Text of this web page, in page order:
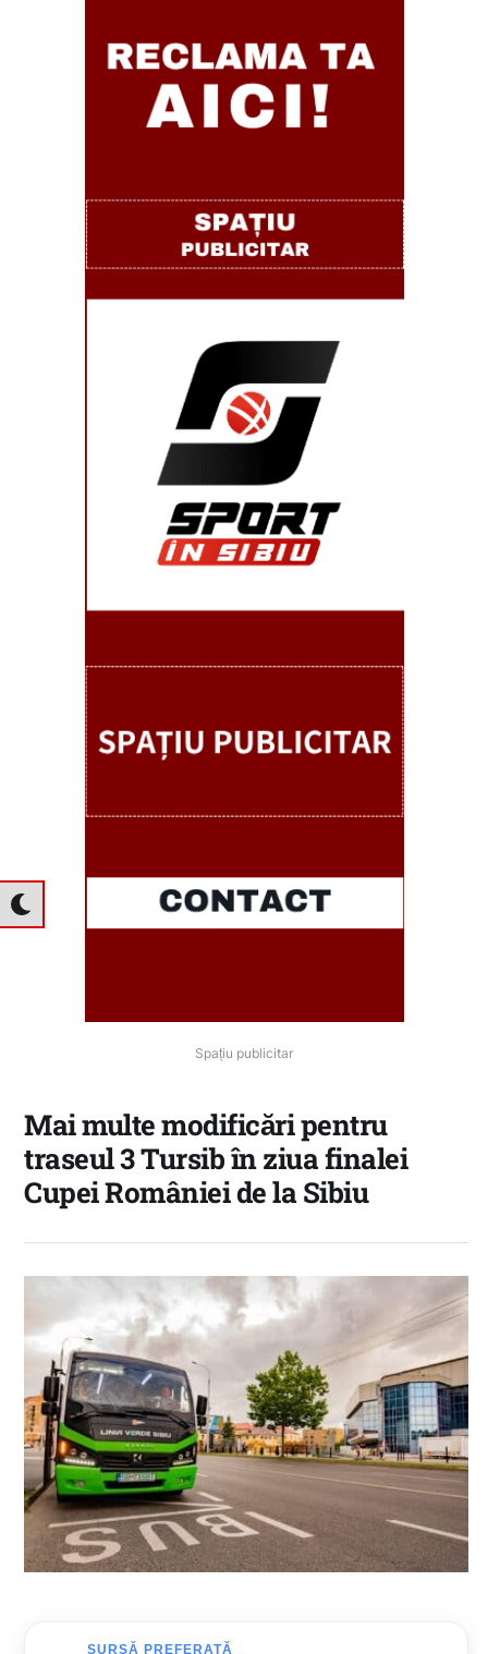
Spațiu publicitar
Mai multe modificări pentru
traseul 3 Tursib în ziua finalei
Cupei României de la Sibiu
SURSĂ PREFERATĂ